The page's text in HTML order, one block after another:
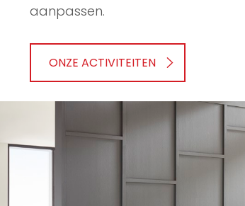
aanpassen.
ONZE ACTIVITEITEN